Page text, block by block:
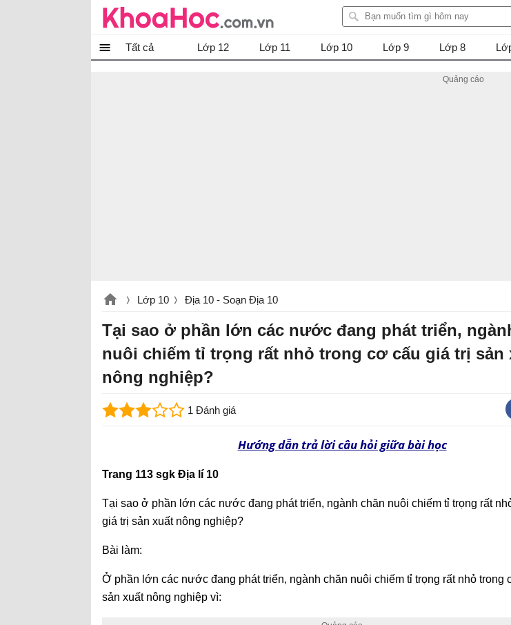
Tất cả Lớp 12 Lớp 11 Lớp 10 Lớp 9 Lớp 8
Lớp 10 Địa 10 - Soạn Địa 10
Tại sao ở phần lớn các nước đang phát triển,
nuôi chiếm tỉ trọng rất nhỏ trong cơ cấu giá trị sản
nông nghiệp?
1 Đánh giá
Hướng dẫn trả lời câu hỏi giữa bài học
Trang 113 sgk Địa lí 10
Tại sao ở phần lớn các nước đang phát triển, ngành chăn nuôi chiếm tỉ trọng rất
giá trị sản xuất nông nghiệp?
Bài làm:
Ở phần lớn các nước đang phát triển, ngành chăn nuôi chiếm tỉ trọng rất nhỏ trong
sản xuất nông nghiệp vì: